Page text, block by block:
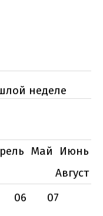
неделе
Май
Июнь
Август
06
07